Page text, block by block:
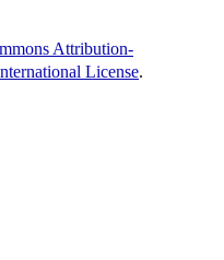
Attribution-
License.